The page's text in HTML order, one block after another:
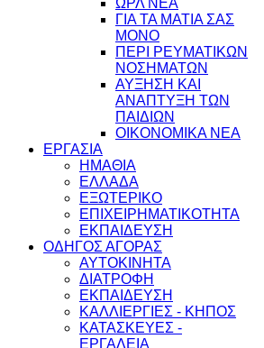
ΩΡΛ ΝEA
ΓΙΑ ΤΑ ΜΑΤΙΑ ΣΑΣ
ΜΟΝΟ
ΠΕΡΙ ΡΕΥΜΑΤΙΚΩΝ
ΝΟΣΗΜΑΤΩΝ
ΑΥΞΗΣΗ ΚΑΙ
ΑΝΑΠΤΥΞΗ ΤΩΝ
ΠΑΙΔΙΩΝ
ΟΙΚΟΝΟΜΙΚΑ ΝΕΑ
ΕΡΓΑΣΙΑ
ΗΜΑΘΙΑ
ΕΛΛΑΔΑ
ΕΞΩΤΕΡΙΚΟ
ΕΠΙΧΕΙΡΗΜΑΤΙΚΟΤΗΤΑ
ΕΚΠΑΙΔΕΥΣΗ
ΟΔΗΓΟΣ ΑΓΟΡΑΣ
ΑΥΤΟΚΙΝΗΤΑ
ΔΙΑΤΡΟΦΗ
ΕΚΠΑΙΔΕΥΣΗ
ΚΑΛΛΙΕΡΓΙΕΣ - ΚΗΠΟΣ
ΚΑΤΑΣΚΕΥΕΣ -
ΕΡΓΑΛΕΙΑ